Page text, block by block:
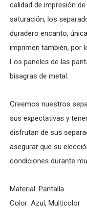
calidad de impresión
saturación, los
duradero encanto,
imprimen también, por
Los paneles de las
bisagras de metal.
Creemos nuestros
sus expectativas y
disfrutan de sus
asegurar que su
condiciones durante
Material: Pantalla
Color: Azul, Multicolor